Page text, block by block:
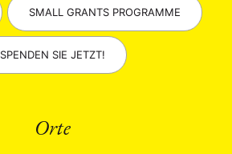
SMALL GRANTS PROGRAMME
SPENDEN SIE JETZT!
Orte